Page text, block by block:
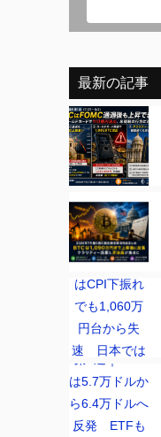
最新の記事